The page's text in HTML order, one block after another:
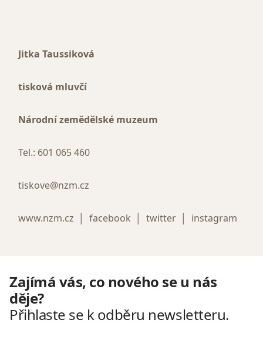
Jitka Taussiková
tisková mluvčí
Národní zemědělské muzeum
Tel.: 601 065 460
tiskove@nzm.cz
www.nzm.cz │ facebook │ twitter │ instagram
Zajímá vás, co nového se u nás
děje?
Přihlaste se k odběru newsletteru.